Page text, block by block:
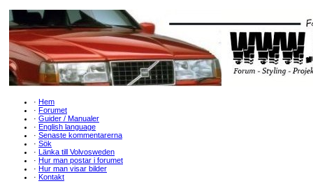
· Hem
· Forumet
· Guider / Manualer
· English language
· Senaste kommentarerna
· Sök
· Länka till Volvosweden
· Hur man postar i forumet
· Hur man visar bilder
· Kontakt